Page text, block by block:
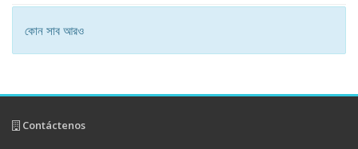
কোন সাব আরও
Contáctenos